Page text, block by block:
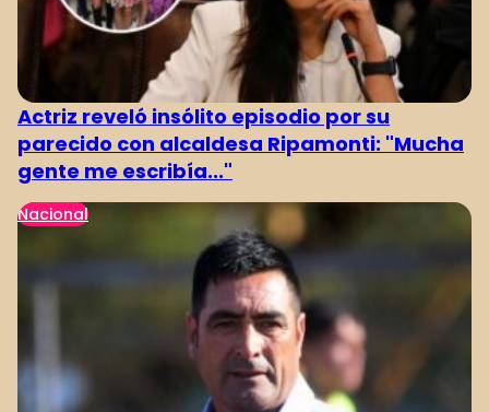
Actriz reveló insólito episodio por su
parecido con alcaldesa Ripamonti: "Mucha
gente me escribía..."
Nacional